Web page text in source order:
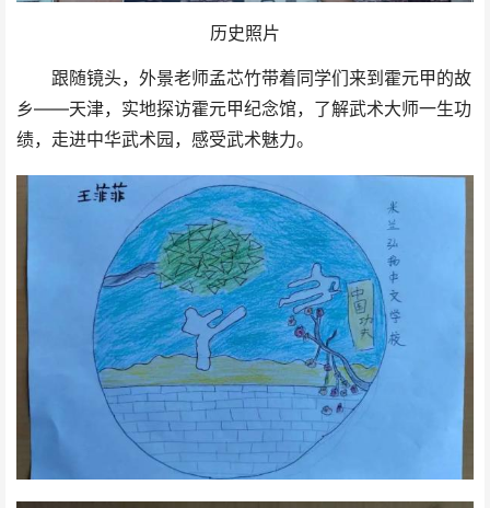
历史照片
跟随镜头，外景老师孟芯竹带着同学们来到霍元甲的故
乡——天津，实地探访霍元甲纪念馆，了解武术大师一生功
绩，走进中华武术园，感受武术魅力。